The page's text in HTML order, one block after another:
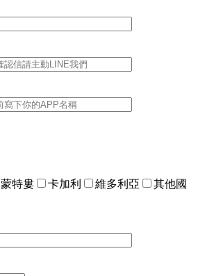
蒙特婁 卡加利 維多利亞
其他國